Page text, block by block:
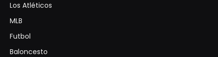
Los Atléticos
MLB
Futbol
Baloncesto